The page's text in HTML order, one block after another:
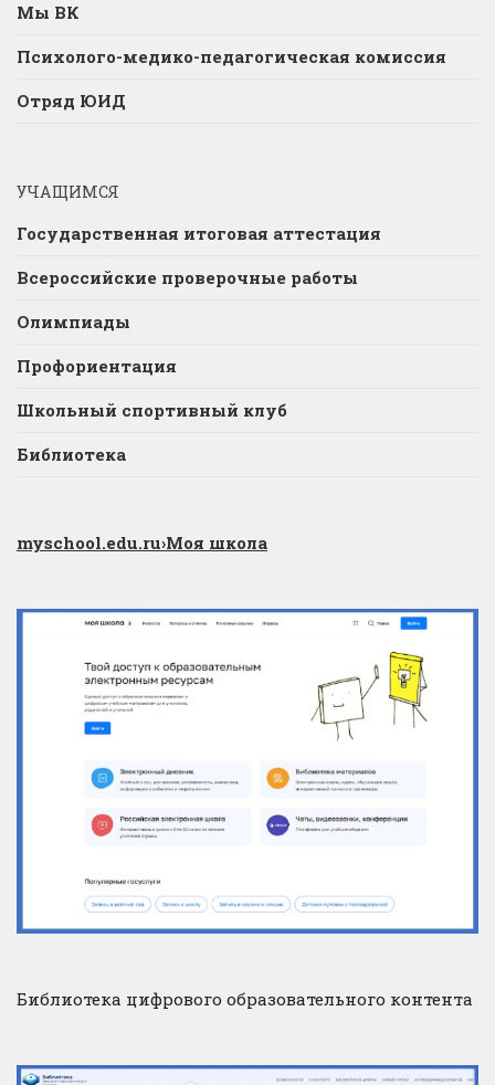
Мы ВК
Психолого-медико-педагогическая комиссия
Отряд ЮИД
УЧАЩИМСЯ
Государственная итоговая аттестация
Всероссийские проверочные работы
Олимпиады
Профориентация
Школьный спортивный клуб
Библиотека
myschool.edu.ru›Моя школа
Библиотека цифрового образовательного контента